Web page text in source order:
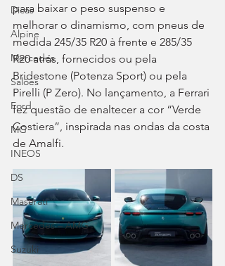
Dicas
Alpine
Mercedes
Salões
Ford
MG
INEOS
DS
Maserati
Mercedes – AMG
Suzuki
para baixar o peso suspenso e
melhorar o dinamismo, com pneus de
medida 245/35 R20 à frente e 285/35
R20 atrás, fornecidos ou pela
Bridestone (Potenza Sport) ou pela
Pirelli (P Zero). No lançamento, a Ferrari
fez questão de enaltecer a cor “Verde
Costiera”, inspirada nas ondas da costa
de Amalfi.